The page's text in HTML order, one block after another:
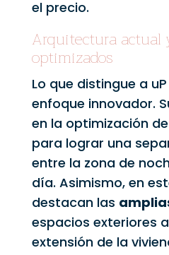
el precio.
Arquitectura actual
optimizados
Lo que distingue a
enfoque innovador.
en la optimización
para lograr una
entre la zona de
día. Asimismo, en
destacan las
espacios exteriores
extensión de la